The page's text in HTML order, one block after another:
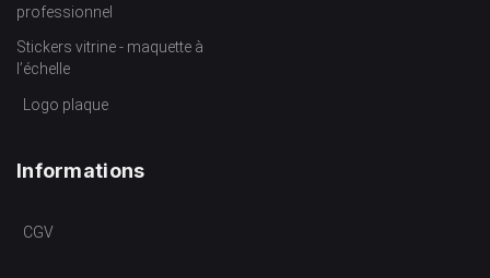
professionnel
Stickers vitrine - maquette à
l’échelle
Logo plaque
Informations
CGV